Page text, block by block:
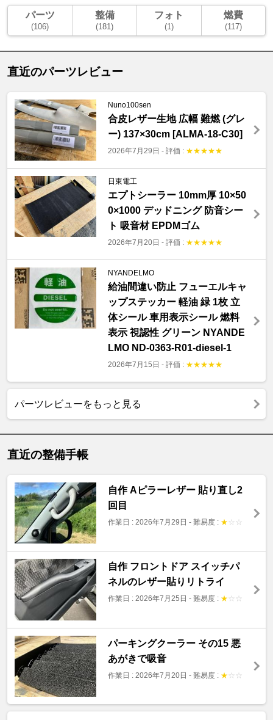
パーツ
(106)
整備
(181)
フォト
(1)
燃費
(117)
直近のパーツレビュー
Nuno100sen
合皮レザー生地 広幅 難燃 (グレ
ー) 137×30cm [ALMA-18-C30]
2026年7月29日 - 評価 : ★★★★★
日東電工
エプトシーラー 10mm厚 10×50
0×1000 デッドニング 防音シー
ト 吸音材 EPDMゴム
2026年7月20日 - 評価 : ★★★★★
NYANDELMO
給油間違い防止 フューエルキャ
ップステッカー 軽油 緑 1枚 立
体シール 車用表示シール 燃料
表示 視認性 グリーン NYANDE
LMO ND-0363-R01-diesel-1
2026年7月15日 - 評価 : ★★★★★
パーツレビューをもっと見る
直近の整備手帳
自作 Aピラーレザー 貼り直し2
回目
作業日 : 2026年7月29日 - 難易度 : ★ ☆ ☆
自作 フロントドア スイッチパ
ネルのレザー貼りリトライ
作業日 : 2026年7月25日 - 難易度 : ★ ☆ ☆
パーキングクーラー その15 悪
あがきで吸音
作業日 : 2026年7月20日 - 難易度 : ★ ☆ ☆